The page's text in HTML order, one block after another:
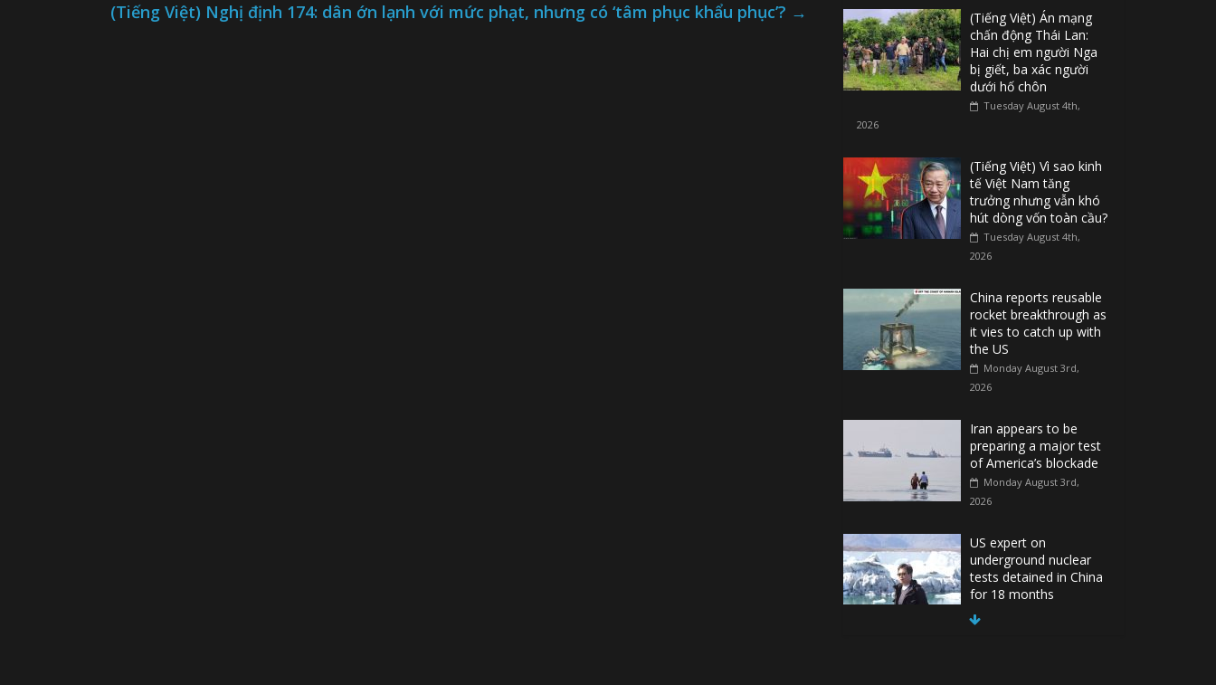
(Tiếng Việt) Nghị định 174: dân ớn lạnh với mức phạt, nhưng có ‘tâm phục khẩu phục’? →
(Tiếng Việt) Án mạng
chấn động Thái Lan:
Hai chị em người Nga
bị giết, ba xác người
dưới hố chôn
Tuesday August 4th,
2026
(Tiếng Việt) Vì sao kinh
tế Việt Nam tăng
trưởng nhưng vẫn khó
hút dòng vốn toàn cầu?
Tuesday August 4th,
2026
China reports reusable
rocket breakthrough as
it vies to catch up with
the US
Monday August 3rd,
2026
Iran appears to be
preparing a major test
of America’s blockade
Monday August 3rd,
2026
US expert on
underground nuclear
tests detained in China
for 18 months